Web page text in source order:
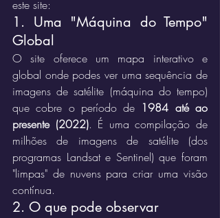
este site:
1. Uma "Máquina do Tempo"
Global
O site oferece um mapa interativo e
global onde podes ver uma sequência de
imagens de satélite (máquina do tempo)
que cobre o período de 1984 até ao
presente (2022). É uma compilação de
milhões de imagens de satélite (dos
programas Landsat e Sentinel) que foram
"limpas" de nuvens para criar uma visão
contínua.
2. O que pode observar